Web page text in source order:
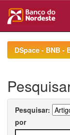
navigationDSpace - BNB -
Pesquisar:
por